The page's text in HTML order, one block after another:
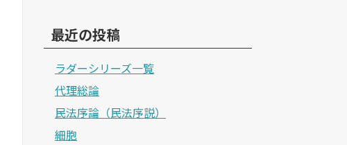
最近の投稿
ラダーシリーズ一覧
代理総論
民法序論（民法序説）
細胞